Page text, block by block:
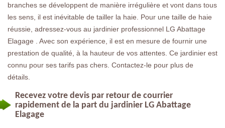
branches se développent de manière irrégulière et vont dans tous
les sens, il est inévitable de tailler la haie. Pour une taille de haie
réussie, adressez-vous au jardinier professionnel LG Abattage
Elagage . Avec son expérience, il est en mesure de fournir une
prestation de qualité, à la hauteur de vos attentes. Ce jardinier est
connu pour ses tarifs pas chers. Contactez-le pour plus de
détails.
Recevez votre devis par retour de courrier
rapidement de la part du jardinier LG Abattage
Elagage